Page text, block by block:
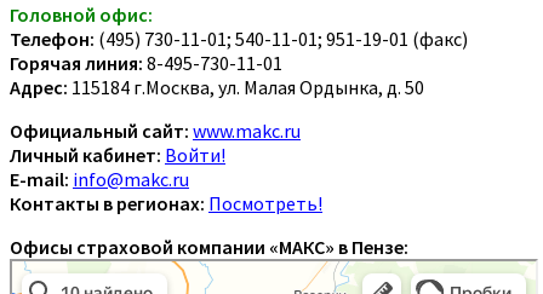
Головной офис:
Телефон: (495) 730-11-01; 540-11-01; 951-19-01 (факс)
Горячая линия: 8-495-730-11-01
Адрес: 115184 г.Москва, ул. Малая Ордынка, д. 50
Официальный сайт: www.makc.ru
Личный кабинет: Войти!
E-mail: info@makc.ru
Контакты в регионах: Посмотреть!
Офисы страховой компании «МАКС» в Пензе: